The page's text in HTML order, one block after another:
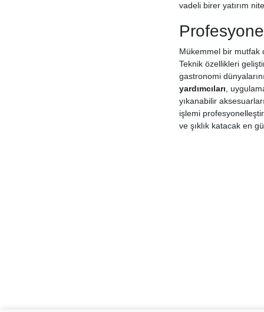
vadeli birer yatırım
Mükemmel bir mutfak
Teknik özellikleri
gastronomi
yardımcıları ,
yıkanabilir
işlemi
ve şıklık katacak en